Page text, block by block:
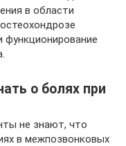
в области
о болях при
не знают, что
в межпозвонковых